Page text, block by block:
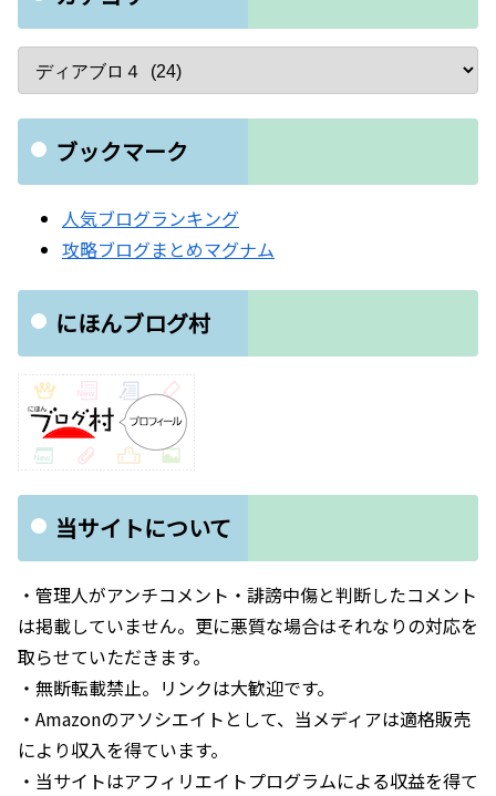
ブックマーク
人気ブログランキング
攻略ブログまとめマグナム
にほんブログ村
当サイトについて
・管理人がアンチコメント・誹謗中傷と判断したコメント
は掲載していません。更に悪質な場合はそれなりの対応を
取らせていただきます。
・無断転載禁止。リンクは大歓迎です。
・Amazonのアソシエイトとして、当メディアは適格販売
により収入を得ています。
・当サイトはアフィリエイトプログラムによる収益を得て